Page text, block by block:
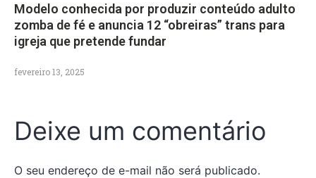
Modelo conhecida por produzir conteúdo adulto
zomba de fé e anuncia 12 “obreiras” trans para
igreja que pretende fundar
fevereiro 13, 2025
Deixe um comentário
O seu endereço de e-mail não será publicado.